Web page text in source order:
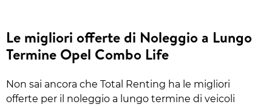
Le migliori offerte di Noleggio a Lungo
Termine Opel Combo Life
Non sai ancora che Total Renting ha le migliori
offerte per il noleggio a lungo termine di veicoli